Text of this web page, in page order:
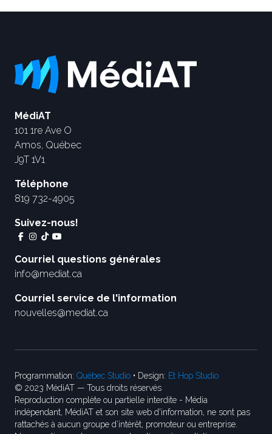
MédiAT
101 1re Ave O
Amos, Québec
J9T 1V1
Téléphone
819 732-4905
Suivez-nous!
Courriel questions générales
info@mediat.ca
Courriel service de l'information
nouvelles@mediat.ca
Programmation: Québec Studio • Design: Et Hop Studio
© 2023 MédiAT — Tous droits réservés
Reproduction complète ou partielle interdite - Média
indépendant, MédiAT et son site web d'information, ne sont pas
rattachés à aucun groupe d’intérêt, promoteur ou entreprise.